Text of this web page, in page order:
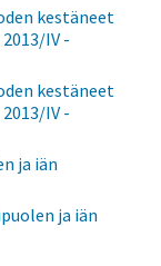
kestäneet
IV -
kestäneet
IV -
ja iän
ja iän